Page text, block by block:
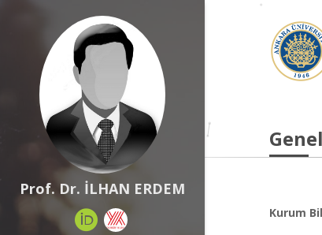
Prof. Dr. İLHAN ERDEM
Kurum